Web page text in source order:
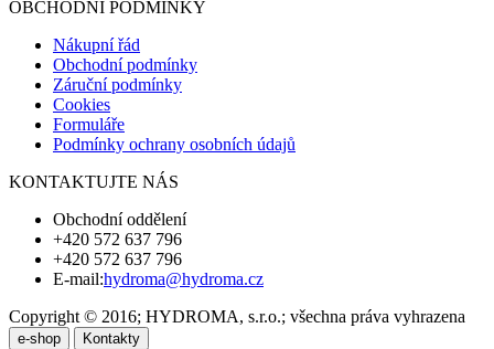
OBCHODNÍ PODMÍNKY
Nákupní řád
Obchodní podmínky
Záruční podmínky
Cookies
Formuláře
Podmínky ochrany osobních údajů
KONTAKTUJTE NÁS
Obchodní oddělení
+420 572 637 796
+420 572 637 796
E-mail:hydroma@hydroma.cz
Copyright © 2016; HYDROMA, s.r.o.; všechna práva vyhrazena
e-shop Kontakty